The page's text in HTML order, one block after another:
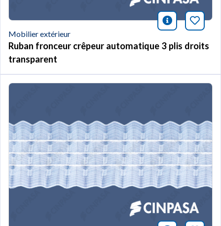
icono
Mobilier extérieur
Ruban fronceur crêpeur automatique 3 plis droits
transparent